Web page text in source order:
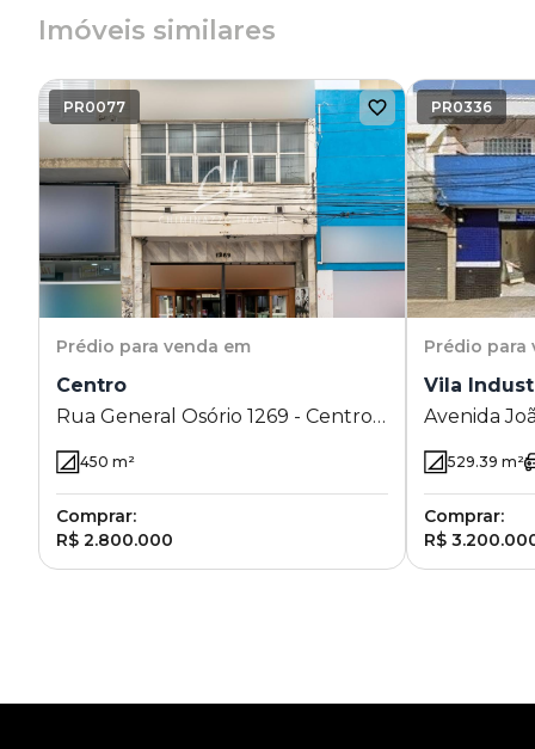
Imóveis similares
PR0077
Prédio para venda em
Centro
Rua General Osório 1269 - Centro -
Campinas - SP
450 m²
Comprar:
R$ 2.800.000
PR0336
Prédio para
Vila
Avenida
Industrial -
529.39 m²
Comprar:
R$